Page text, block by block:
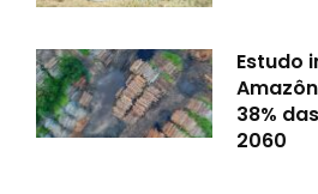
Estudo
38%
2060